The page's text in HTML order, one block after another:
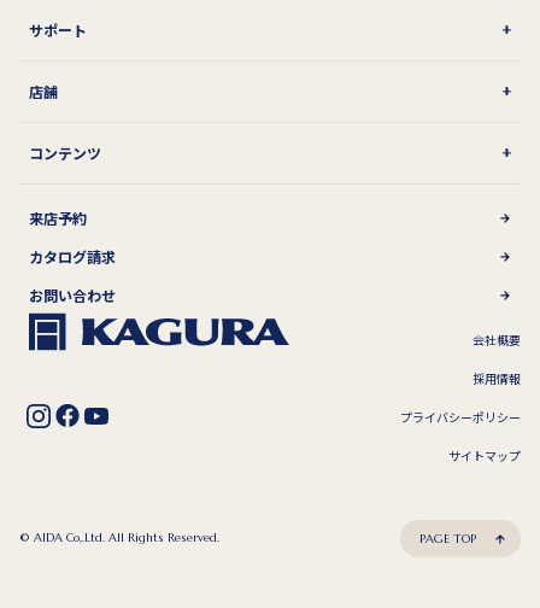
サポート
店舗
コンテンツ
来店予約
カタログ請求
お問い合わせ
会社概要
採用情報
プライバシーポリシー
サイトマップ
© AIDA Co,.Ltd. All Rights Reserved. PAGE TOP